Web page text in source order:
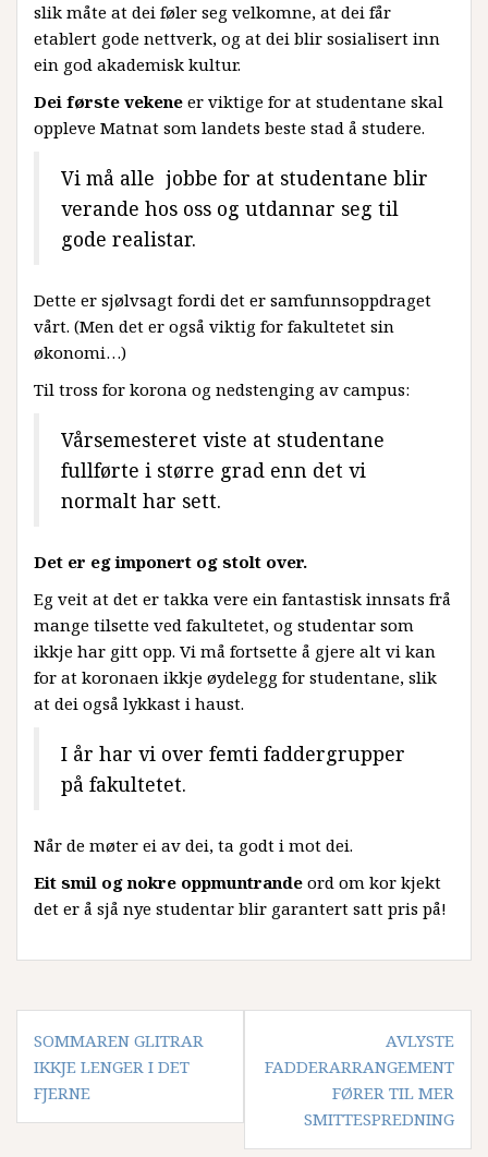
slik måte at dei føler seg velkomne, at dei får
etablert gode nettverk, og at dei blir sosialisert inn
ein god akademisk kultur.
Dei første vekene er viktige for at studentane skal
oppleve Matnat som landets beste stad å studere.
Vi må alle jobbe for at studentane blir
verande hos oss og utdannar seg til
gode realistar.
Dette er sjølvsagt fordi det er samfunnsoppdraget
vårt. (Men det er også viktig for fakultetet sin
økonomi…)
Til tross for korona og nedstenging av campus:
Vårsemesteret viste at studentane
fullførte i større grad enn det vi
normalt har sett.
Det er eg imponert og stolt over.
Eg veit at det er takka vere ein fantastisk innsats frå
mange tilsette ved fakultetet, og studentar som
ikkje har gitt opp. Vi må fortsette å gjere alt vi kan
for at koronaen ikkje øydelegg for studentane, slik
at dei også lykkast i haust.
I år har vi over femti faddergrupper
på fakultetet.
Når de møter ei av dei, ta godt i mot dei.
Eit smil og nokre oppmuntrande ord om kor kjekt
det er å sjå nye studentar blir garantert satt pris på!
Innleggsnavigasjon
SOMMAREN GLITRAR
IKKJE LENGER I DET
FJERNE
AVLYSTE
FADDERARRANGEMENT
FØRER TIL MER
SMITTESPREDNING